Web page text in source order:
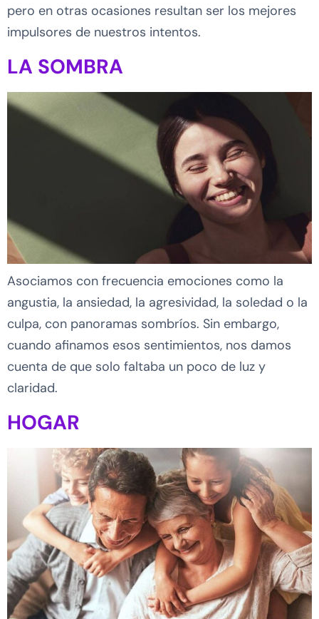
pero en otras ocasiones resultan ser los mejores
impulsores de nuestros intentos.
LA SOMBRA
Asociamos con frecuencia emociones como la
angustia, la ansiedad, la agresividad, la soledad o la
culpa, con panoramas sombríos. Sin embargo,
cuando afinamos esos sentimientos, nos damos
cuenta de que solo faltaba un poco de luz y
claridad.
HOGAR